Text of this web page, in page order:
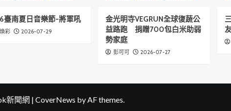
臺南夏日音樂節-將軍吼
彩 2026-07-29
金光明寺VEGRUN全球復蔬公
益路跑 捐贈700包白米助弱
勢家庭
彭可可 2026-07-27
新聞網 | CoverNews by AF themes.